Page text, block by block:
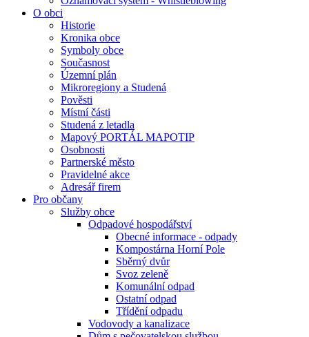
O obci
Historie
Kronika obce
Symboly obce
Současnost
Územní plán
Mikroregiony a Studená
Pověsti
Místní části
Studená z letadla
Mapový PORTÁL MAPOTIP
Osobnosti
Partnerské město
Pravidelné akce
Adresář firem
Pro občany
Služby obce
Odpadové hospodářství
Obecné informace - odpady
Kompostárna Horní Pole
Sběrný dvůr
Svoz zeleně
Komunální odpad
Ostatní odpad
Třídění odpadu
Vodovody a kanalizace